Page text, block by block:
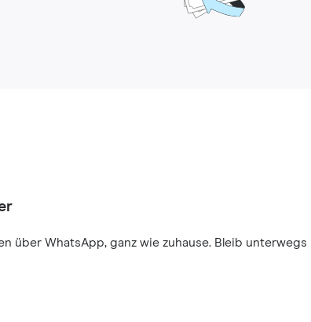
über WhatsApp, ganz wie zuhause. Bleib